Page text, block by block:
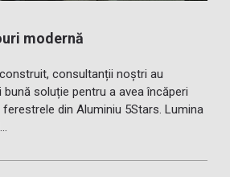
modernă
consultanții noștri au
soluție pentru a avea încăperi
din Aluminiu 5Stars. Lumina